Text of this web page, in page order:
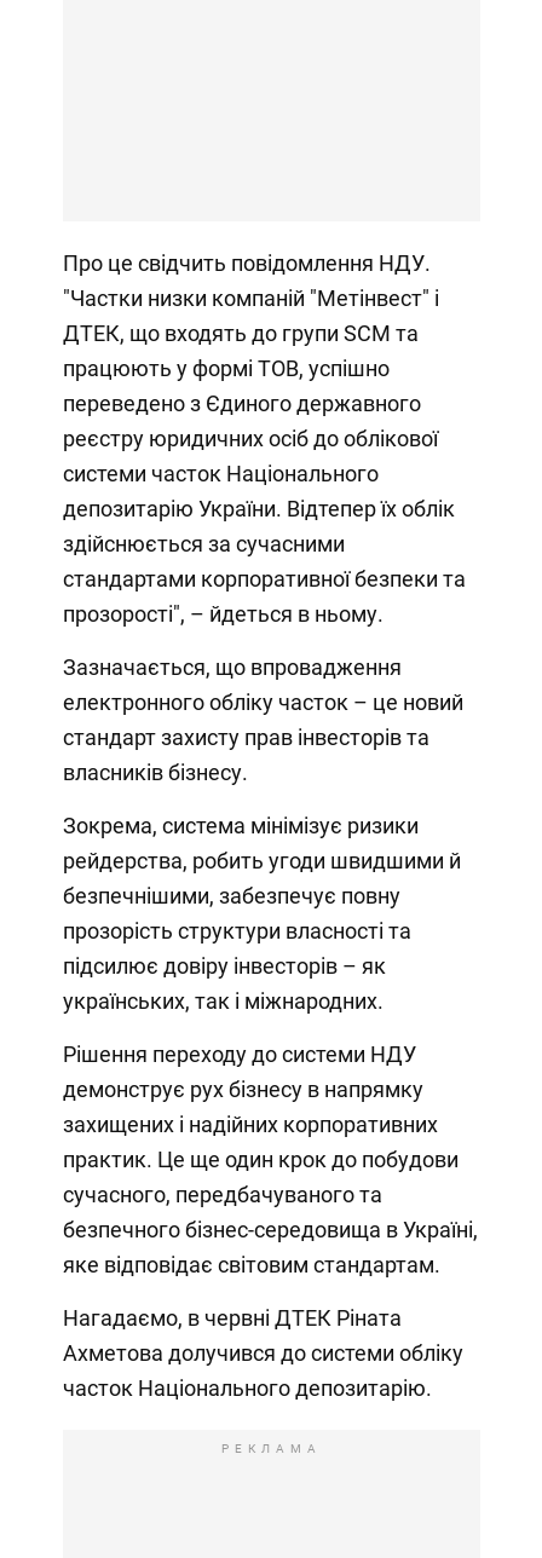
Про це свідчить повідомлення НДУ.
"Частки низки компаній "Метінвест" і
ДТЕК, що входять до групи SCM та
працюють у формі ТОВ, успішно
переведено з Єдиного державного
реєстру юридичних осіб до облікової
системи часток Національного
депозитарію України. Відтепер їх облік
здійснюється за сучасними
стандартами корпоративної безпеки та
прозорості", – йдеться в ньому.
Зазначається, що впровадження
електронного обліку часток – це новий
стандарт захисту прав інвесторів та
власників бізнесу.
Зокрема, система мінімізує ризики
рейдерства, робить угоди швидшими й
безпечнішими, забезпечує повну
прозорість структури власності та
підсилює довіру інвесторів – як
українських, так і міжнародних.
Рішення переходу до системи НДУ
демонструє рух бізнесу в напрямку
захищених і надійних корпоративних
практик. Це ще один крок до побудови
сучасного, передбачуваного та
безпечного бізнес-середовища в Україні,
яке відповідає світовим стандартам.
Нагадаємо, в червні ДТЕК Ріната
Ахметова долучився до системи обліку
часток Національного депозитарію.
РЕКЛАМА